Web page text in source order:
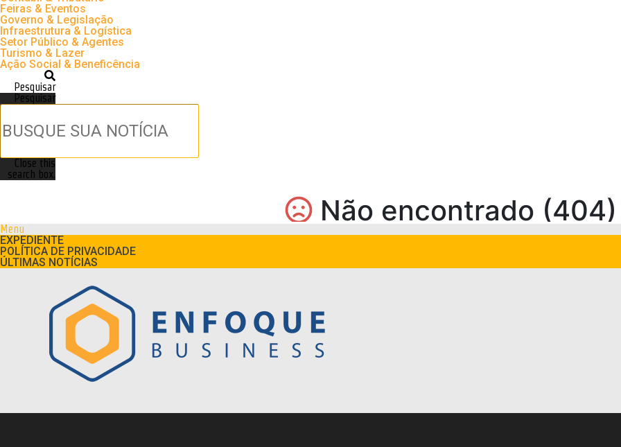
Feiras & Eventos
Governo & Legislação
Infraestrutura & Logística
Setor Público & Agentes
Turismo & Lazer
Ação Social & Beneficência
Pesquisar
Pesquisar
Close this
search box.
Menu
EXPEDIENTE
POLÍTICA DE PRIVACIDADE
ÚLTIMAS NOTÍCIAS